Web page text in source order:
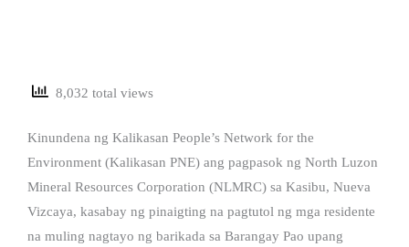
8,032 total views
Kinundena ng Kalikasan People’s Network for the
Environment (Kalikasan PNE) ang pagpasok ng North Luzon
Mineral Resources Corporation (NLMRC) sa Kasibu, Nueva
Vizcaya, kasabay ng pinaigting na pagtutol ng mga residente
na muling nagtayo ng barikada sa Barangay Pao upang